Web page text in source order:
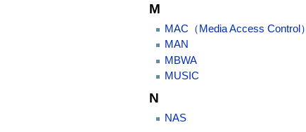
M
MAC（Media Access Control）
MAN
MBWA
MUSIC
N
NAS